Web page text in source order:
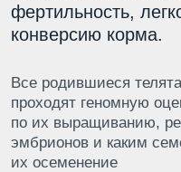
Я даюсогласие на
персональных
политикой